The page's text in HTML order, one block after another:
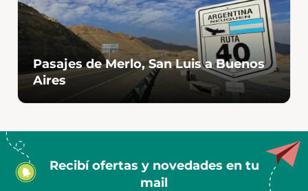
Pasajes de Merlo, San Luis a Buenos
Aires
Recibí ofertas y novedades en tu
mail